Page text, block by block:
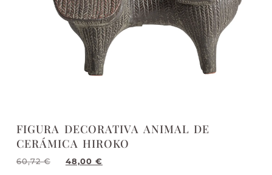
FIGURA DECORATIVA ANIMAL DE
CERÁMICA HIROKO
60,72€ 48,00 €